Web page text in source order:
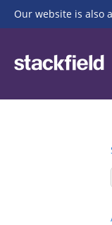
Our website is also